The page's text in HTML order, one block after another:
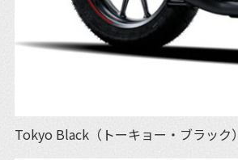
Tokyo Black（トーキョー・ブラック